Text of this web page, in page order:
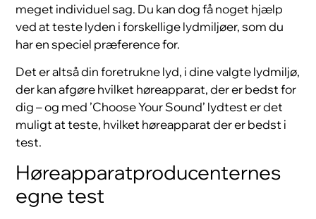
meget individuel sag. Du kan dog få noget hjælp
ved at teste lyden i forskellige lydmiljøer, som du
har en speciel præference for.
Det er altså din foretrukne lyd, i dine valgte lydmiljø,
der kan afgøre hvilket høreapparat, der er bedst for
dig – og med ’Choose Your Sound’ lydtest er det
muligt at teste, hvilket høreapparat der er bedst i
test.
Høreapparatproducenternes
egne test